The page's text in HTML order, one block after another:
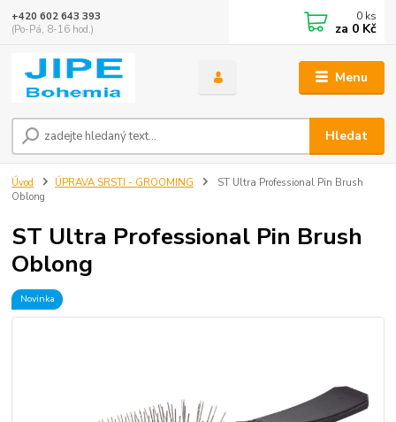
Menu
Hledat
+420 602 643 393
(Po-Pá, 8-16 hod.)
0 ks
za 0 Kč
Úvod ÚPRAVA SRSTI - GROOMING
ST Ultra Professional Pin Brush
Oblong
ST Ultra Professional Pin Brush
Oblong
Novinka